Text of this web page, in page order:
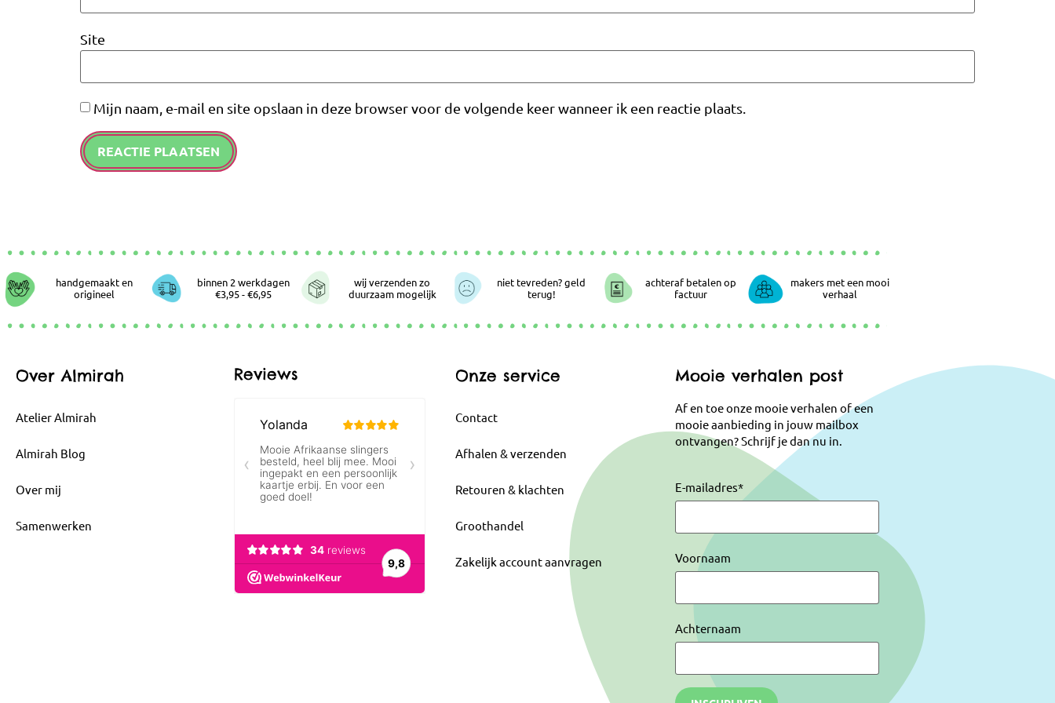
Site
Mijn naam, e-mail en site opslaan in deze browser voor de volgende keer wanneer ik een reactie plaats.
handgemaakt en
origineel
binnen 2 werkdagen
€3,95 - €6,95
wij verzenden zo
duurzaam mogelijk
niet tevreden? geld
terug!
achteraf betalen op
factuur
makers met een mooi
verhaal
Over Almirah
Atelier Almirah
Almirah Blog
Over mij
Samenwerken
Reviews Onze service
Contact
Afhalen & verzenden
Retouren & klachten
Groothandel
Zakelijk account aanvragen
Mooie verhalen post
Af en toe onze mooie verhalen of een
mooie aanbieding in jouw mailbox
ontvangen? Schrijf je dan nu in.
E-mailadres*
Voornaam
Achternaam